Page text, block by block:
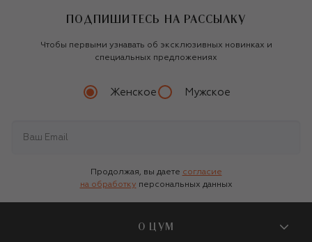
ПОДПИШИТЕСЬ НА РАССЫЛКУ
Чтобы первыми узнавать об эксклюзивных новинках и
специальных предложениях
Женское Мужское
Продолжая, вы даете согласие
на обработку персональных данных
О ЦУМ